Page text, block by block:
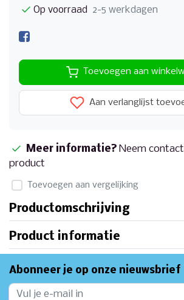
Op voorraad 2-5 werkdagen
Toevoegen aan
Aan verlanglijst
Meer informatie? Neem
product
Toevoegen aan vergelijking
Productomschrijving
Product informatie
Abonneer je op onze nieuwsbrief